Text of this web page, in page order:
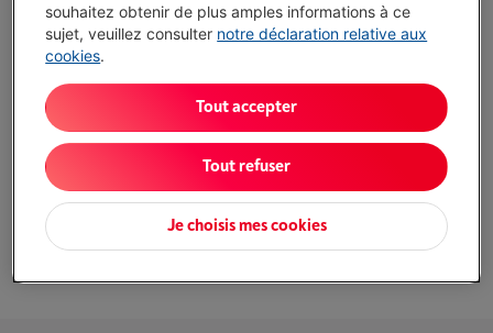
J'achète
Atouts
Description: Pierre. Nettoyage sans traces
Afficher toutes les caractéristiques
souhaitez obtenir de plus amples informations à ce
sujet, veuillez consulter notre déclaration relative aux
cookies.
Je choisis mes cookies
Tout refuser
Tout accepter